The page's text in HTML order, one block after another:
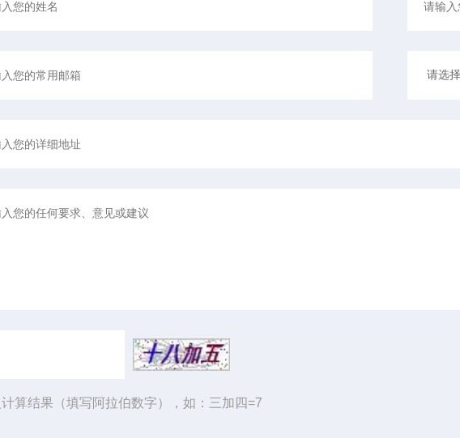
算结果（填写阿拉伯数字），如：三加四=7